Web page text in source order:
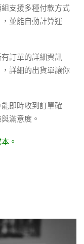
支援多種付款方式
並能自動計算運
訂單的詳細資訊
，詳細的出貨單讓你
即時收到訂單確
滿意度。
。